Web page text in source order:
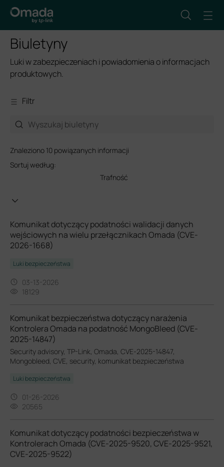
Biuletyny
Luki w zabezpieczeniach i powiadomienia o informacjach
produktowych.
Filtr
Znaleziono 10 powiązanych informacji
Sortuj według:
Trafność
Komunikat dotyczący podatności walidacji danych
wejściowych na wielu przełącznikach Omada (CVE-
2026-1668)
Luki bezpieczeństwa
03-13-2026
18129
Komunikat bezpieczeństwa dotyczący narażenia
Kontrolera Omada na podatność MongoBleed (CVE-
2025-14847)
Security advisory, TP-Link, Omada, CVE-2025-14847,
Mongobleed, CVE, security, komunikat bezpieczeństwa
Luki bezpieczeństwa
01-26-2026
20565
Komunikat dotyczący podatności bezpieczeństwa w
Kontrolerach Omada (CVE-2025-9520, CVE-2025-9521,
CVE-2025-9522)